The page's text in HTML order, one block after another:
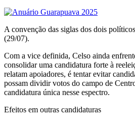
A convenção das siglas dos dois
(29/07).
Com a vice definida, Celso ainda
consolidar uma candidatura forte à
relatam apoiadores, é tentar evitar
possam dividir votos do campo de
candidatura única nesse espectro.
Efeitos em outras candidaturas